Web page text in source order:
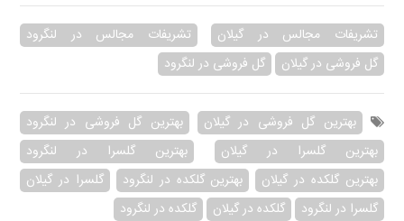
تشریفات مجالس در گیلان
تشریفات مجالس در لنگرود
گل فروشی در گیلان
گل فروشی در لنگرود
بهترین گل فروشی در گیلان
بهترین گل فروشی در لنگرود
بهترین گلسرا در گیلان
بهترین گلسرا در لنگرود
بهترین گلکده در گیلان
بهترین گلکده در لنگرود
گلسرا در گیلان
گلسرا در لنگرود
گلکده در گیلان گلکده در لنگرود